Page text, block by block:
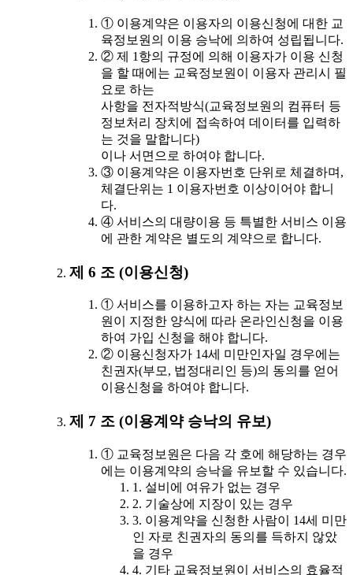
① 이용계약은 이용자의 이용신청에 대한 교
육정보원의 이용 승낙에 의하여 성립됩니다.
② 제 1항의 규정에 의해 이용자가 이용 신청
을 할 때에는 교육정보원이 이용자 관리시 필
요로 하는
사항을 전자적방식(교육정보원의 컴퓨터 등
정보처리 장치에 접속하여 데이터를 입력하
는 것을 말합니다)
이나 서면으로 하여야 합니다.
③ 이용계약은 이용자번호 단위로 체결하며,
체결단위는 1 이용자번호 이상이어야 합니
다.
④ 서비스의 대량이용 등 특별한 서비스 이용
에 관한 계약은 별도의 계약으로 합니다.
제 6 조 (이용신청)
① 서비스를 이용하고자 하는 자는 교육정보
원이 지정한 양식에 따라 온라인신청을 이용
하여 가입 신청을 해야 합니다.
② 이용신청자가 14세 미만인자일 경우에는
친권자(부모, 법정대리인 등)의 동의를 얻어
이용신청을 하여야 합니다.
제 7 조 (이용계약 승낙의 유보)
① 교육정보원은 다음 각 호에 해당하는 경우
에는 이용계약의 승낙을 유보할 수 있습니다.
1. 설비에 여유가 없는 경우
2. 기술상에 지장이 있는 경우
3. 이용계약을 신청한 사람이 14세 미만
인 자로 친권자의 동의를 득하지 않았
을 경우
4. 기타 교육정보원이 서비스의 효율적